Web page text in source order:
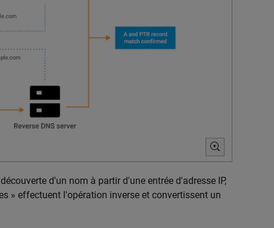
d'un nom à partir d'une entrée d'adresse IP,
» effectuent l'opération inverse et convertissent un